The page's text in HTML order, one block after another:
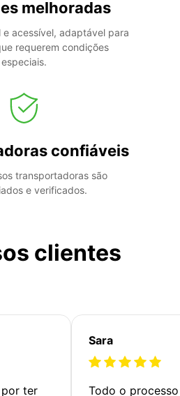
melhoradas
acessível, adaptável para
requerem condições
especiais.
confiáveis
transportadoras são
e verificados.
clientes
ter
Sara
Todo o